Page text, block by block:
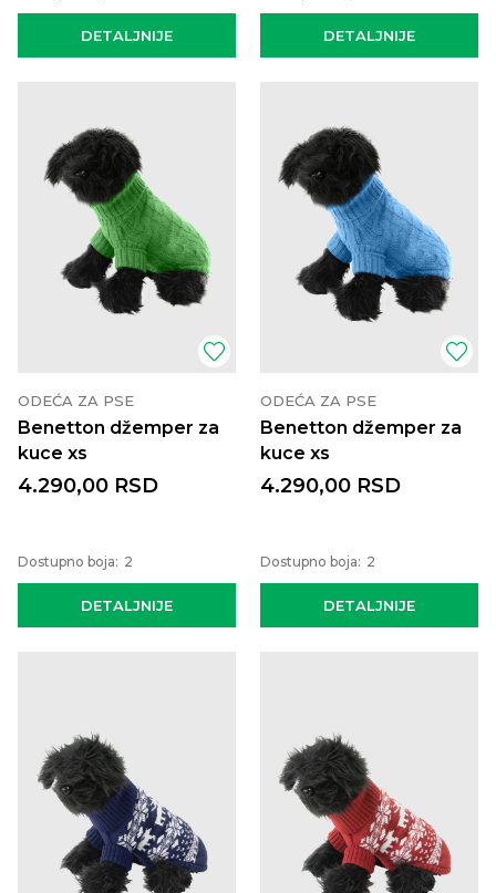
DETALJNIJE DETALJNIJE
ODEĆA ZA PSE
Benetton džemper za
kuce xs
DETALJNIJE
4.290,00 RSD
Dostupno boja: 2
ODEĆA ZA PSE
Benetton džemper za
kuce xs
DETALJNIJE
4.290,00 RSD
Dostupno boja: 2